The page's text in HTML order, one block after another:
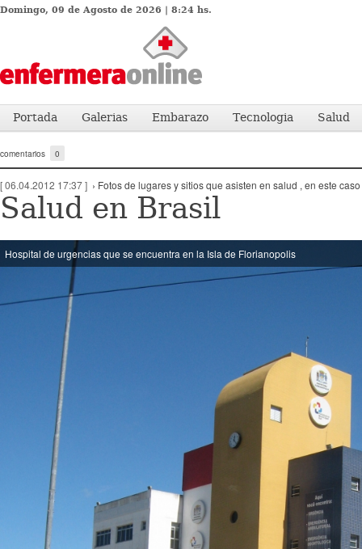
Domingo, 09 de Agosto de 2026 | 8:24 hs.
Portada Galerias Embarazo Tecnologia Salud
comentarios 0
[ 06.04.2012 17:37 ] › Fotos de lugares y sitios que asisten en salud , en este
Salud en Brasil
Hospital de urgencias que se encuentra en la Isla de Florianopolis